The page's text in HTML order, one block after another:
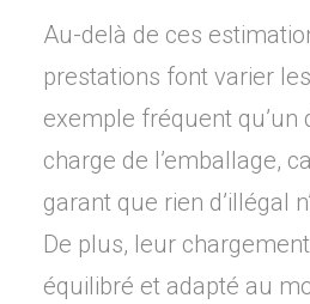
Au-delà de ces
prestations font varier
exemple fréquent qu’un
charge de l’emballage,
garant que rien d’illégal
De plus, leur
équilibré et adapté au